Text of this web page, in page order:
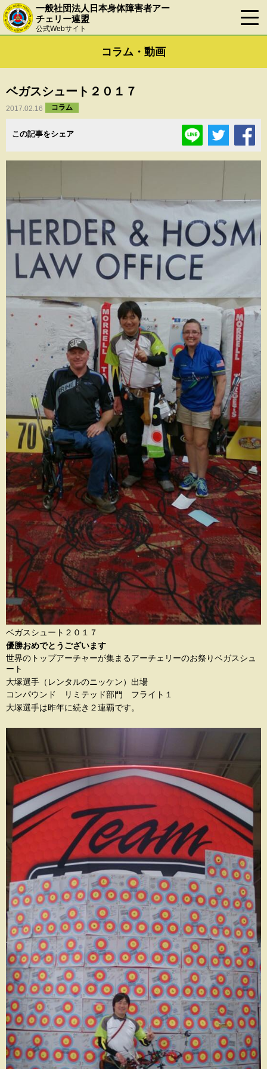
一般社団法人日本身体障害者アー
チェリー連盟
公式Webサイト
コラム・動画
ベガスシュート２０１７
2017.02.16 コラム
この記事をシェア
ベガスシュート２０１７
優勝おめでとうございます
世界のトップアーチャーが集まるアーチェリーのお祭りベガスシュ
ート
大塚選手（レンタルのニッケン）出場
コンパウンド リミテッド部門 フライト１
大塚選手は昨年に続き２連覇です。